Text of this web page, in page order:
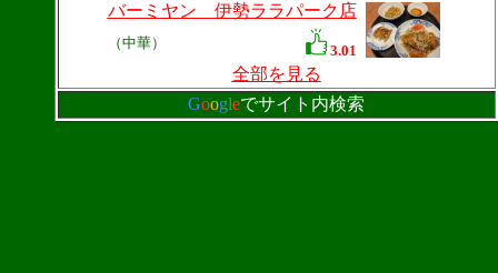
バーミヤン 伊勢ララパーク店
（中華） 3.01
全部を見る
Googleでサイト内検索